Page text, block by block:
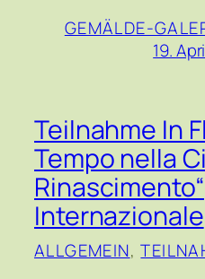
GEMÄLDE-
19.
Teilnahme In
Tempo nella
Internazionale
ALLGEMEIN,